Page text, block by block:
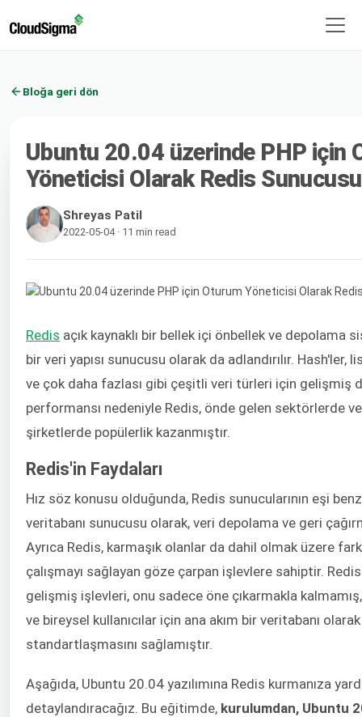
Bloğa geri dön
Ubuntu 20.04 üzerinde PHP için
Yöneticisi Olarak Redis
Shreyas Patil
2022-05-04 · 11 min read
Redis açık kaynaklı bir bellek içi önbellek ve depolama
bir veri yapısı sunucusu olarak da adlandırılır. Hash'ler,
ve çok daha fazlası gibi çeşitli veri türleri için gelişmiş
performansı nedeniyle Redis, önde gelen sektörlerde
şirketlerde popülerlik kazanmıştır.
Redis'in Faydaları
Hız söz konusu olduğunda, Redis sunucularının eşi
veritabanı sunucusu olarak, veri depolama ve geri
Ayrıca Redis, karmaşık olanlar da dahil olmak üzere
çalışmayı sağlayan göze çarpan işlevlere sahiptir.
gelişmiş işlevleri, onu sadece öne çıkarmakla
ve bireysel kullanıcılar için ana akım bir veritabanı
standartlaşmasını sağlamıştır.
Aşağıda, Ubuntu 20.04 yazılımına Redis kurmanıza
detaylandıracağız. Bu eğitimde, kurulumdan, Ubuntu